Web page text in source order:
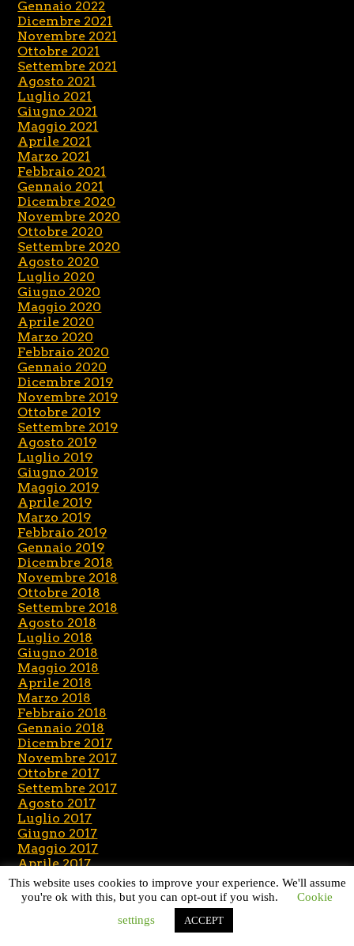
Gennaio 2022
Dicembre 2021
Novembre 2021
Ottobre 2021
Settembre 2021
Agosto 2021
Luglio 2021
Giugno 2021
Maggio 2021
Aprile 2021
Marzo 2021
Febbraio 2021
Gennaio 2021
Dicembre 2020
Novembre 2020
Ottobre 2020
Settembre 2020
Agosto 2020
Luglio 2020
Giugno 2020
Maggio 2020
Aprile 2020
Marzo 2020
Febbraio 2020
Gennaio 2020
Dicembre 2019
Novembre 2019
Ottobre 2019
Settembre 2019
Agosto 2019
Luglio 2019
Giugno 2019
Maggio 2019
Aprile 2019
Marzo 2019
Febbraio 2019
Gennaio 2019
Dicembre 2018
Novembre 2018
Ottobre 2018
Settembre 2018
Agosto 2018
Luglio 2018
Giugno 2018
Maggio 2018
Aprile 2018
Marzo 2018
Febbraio 2018
Gennaio 2018
Dicembre 2017
Novembre 2017
Ottobre 2017
Settembre 2017
Agosto 2017
Luglio 2017
Giugno 2017
Maggio 2017
Aprile 2017
Marzo 2017
Febbraio 2017
Gennaio 2017
This website uses cookies to improve your experience. We'll assume
you're ok with this, but you can opt-out if you wish.
Cookie
settings
ACCEPT